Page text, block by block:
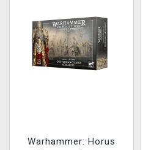
Warhammer: Horus